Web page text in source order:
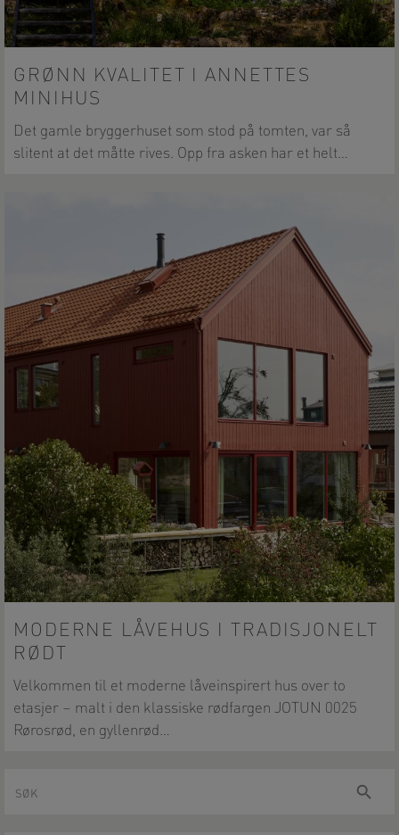
GRØNN KVALITET I ANNETTES
MINIHUS
Det gamle bryggerhuset som stod på tomten, var så
slitent at det måtte rives. Opp fra asken har et helt…
MODERNE LÅVEHUS I TRADISJONELT
RØDT
Velkommen til et moderne låveinspirert hus over to
etasjer – malt i den klassiske rødfargen JOTUN 0025
Rørosrød, en gyllenrød…
Søk